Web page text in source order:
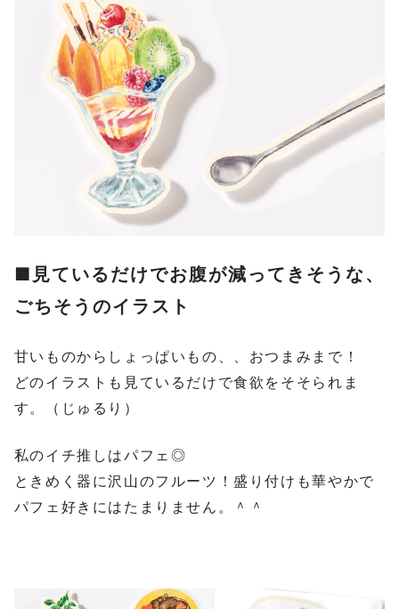
■見ているだけでお腹が減ってきそうな、
ごちそうのイラスト
甘いものからしょっぱいもの、、おつまみまで！
どのイラストも見ているだけで食欲をそそられま
す。（じゅるり）
私のイチ推しはパフェ◎
ときめく器に沢山のフルーツ！盛り付けも華やかで
パフェ好きにはたまりません。＾＾